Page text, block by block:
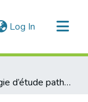
Log In (current)
Méthodologie d’étude pathologique des constructions vis-à-vis des problèmes de retrait et gonflement des sols